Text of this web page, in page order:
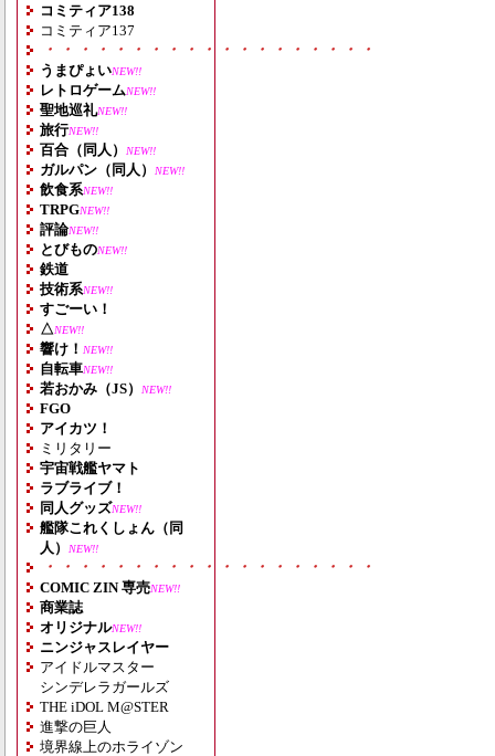
コミティア138
コミティア137
・・・・・・・・・・・・・・・・・・・
うまぴょいNEW!!
レトロゲームNEW!!
聖地巡礼NEW!!
旅行NEW!!
百合（同人） NEW!!
ガルパン（同人） NEW!!
飲食系NEW!!
TRPGNEW!!
評論NEW!!
とびものNEW!!
鉄道
技術系NEW!!
すごーい！
△NEW!!
響け！ NEW!!
自転車NEW!!
若おかみ（JS） NEW!!
FGO
アイカツ！
ミリタリー
宇宙戦艦ヤマト
ラブライブ！
同人グッズNEW!!
艦隊これくしょん（同
人）
NEW!!
・・・・・・・・・・・・・・・・・・・
COMIC ZIN 専売NEW!!
商業誌
オリジナルNEW!!
ニンジャスレイヤー
アイドルマスター
シンデレラガールズ
THE iDOL M@STER
進撃の巨人
境界線上のホライゾン